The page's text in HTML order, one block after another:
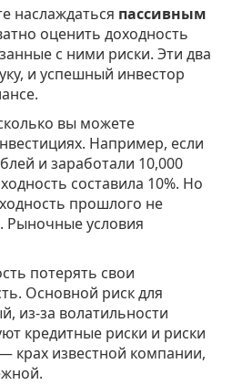
наслаждаться пассивным
оценить доходность
с ними риски. Эти два
и успешный инвестор
вы можете
Например, если
и заработали 10,000
составила 10%. Но
прошлого не
Рыночные условия
потерять свои
Основной риск для
из-за волатильности
кредитные риски и риски
крах известной компании,